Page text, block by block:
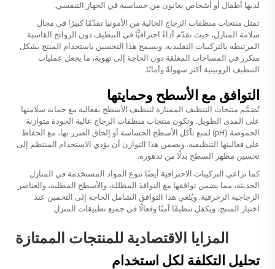
لديها أطفال أو أشخاص يعانون من حساسية في الجهاز التنفسي.
تمثل منتجات منظفات الزجاج الخالية من الأمونيا تقدّمًا كبيرًا في مجال
سلامة المنازل، حيث تقدّم أداءً احترافيًّا في التنظيف دون الروائح القاسية
المرتبطة بالتركيبات التقليدية. ويسمح هذا التحسين باستخدام المنتج بشكل
متكرر في المساحات المغلقة دون الحاجة إلى تهوية، ما يجعل عمليات
التنظيف الروتينية أكثر سهولةً وأمانًا.
التوافق مع الأسطح وحمايتها
تُصَمَّم منتجات التنظيف الممتازة لتنظيف الأسطح بفعالية مع حماية سلامتها
على المدى الطويل. وتكون منتجات منظفات الزجاج عالية الجودة متوازنة
الحموضة (pH) لمنع تآكل الأسطح الحساسة أو إلحاق الضرر بها، مع الحفاظ
على فعاليتها التنظيفية. ويضمن هذا التوازن أن يؤدي الاستخدام المنتظم إلى
تحسين مظهر السطح بدلًا من تدهوره.
كما تراعي التركيبات الاحترافية أيضًا تنوع المواد المستخدمة في المنازل
الحديثة، مما يضمن توافقها مع النوافذ المظللة، والأسطح المطلية، والعناصر
الزجاجية الزخرفية. ويُلغي هذا التوافق الشامل الحاجة إلى التخمين عند
اختيار المنتج، ويكفل تنظيفًا آمنًا وفعالًا في جميع تطبيقات المنزل.
المزايا الاقتصادية للمنتجات الممتازة
تحليل التكلفة لكل استخدام